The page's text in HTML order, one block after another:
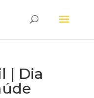
| Dia